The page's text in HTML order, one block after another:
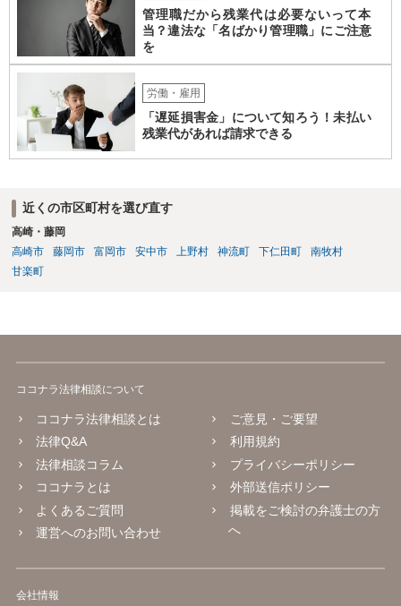
度、雇用契約書や就業規則などを持参の上、弁護士に直接相談されて
みてはいかがでしょうか。
管理職だから残業代は必要ないって本
当？違法な「名ばかり管理職」にご注意
を
労働・雇用
「遅延損害金」について知ろう！未払い
残業代があれば請求できる
近くの市区町村を選び直す
高崎・藤岡
高崎市
藤岡市 富岡市 安中市 上野村 神流町 下仁田町
南牧村
甘楽町
ココナラ法律相談について
ココナラ法律相談とは
法律Q&A
法律相談コラム
ココナラとは
よくあるご質問
運営へのお問い合わせ
ご意見・ご要望
利用規約
プライバシーポリシー
外部送信ポリシー
掲載をご検討の弁護士の方
へ
会社情報